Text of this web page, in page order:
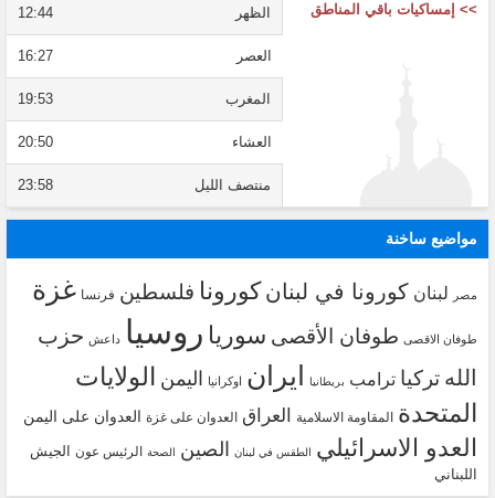
>> إمساكيات باقي المناطق الظهر 12:44
العصر 16:27
المغرب 19:53
العشاء 20:50
منتصف الليل 23:58
مواضيع ساخنة
مصر لبنان كورونا في لبنانكورونا فلسطين فرنسا غزة
طوفان الاقصى طوفان الأقصى سوريا روسيا داعش حزب
الله تركيا ترامب بريطانيا ايران اوكرانيا اليمن
الولايات
المتحدة
المقاومة الاسلامية العراق العدوان على غزة العدوان على اليمن
العدو الاسرائيلي الطقس في لبنان الصين الصحة الرئيس عون
الجيش
اللبناني